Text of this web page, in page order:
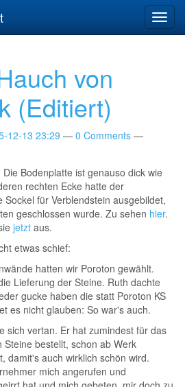
von
(Editiert)
12-13 23:29
0 Comments
Bodenplatte ist genauso dick wie
rechten Ecke hatte der
für Verblendstein ausgebildet,
geschlossen wurde. Zu sehen hier.
jetzt aus.
etwas schief:
hatten wir Poroton gewählt.
Lieferung der Steine. Ruth dachte
gucke haben die statt Poroton KS
es nicht glauben: So war's auch.
sich vertan. Er hat zumindest für das
bestellt, schon ab Werk
damit's auch wirklich schön wird.
mich angerufen und